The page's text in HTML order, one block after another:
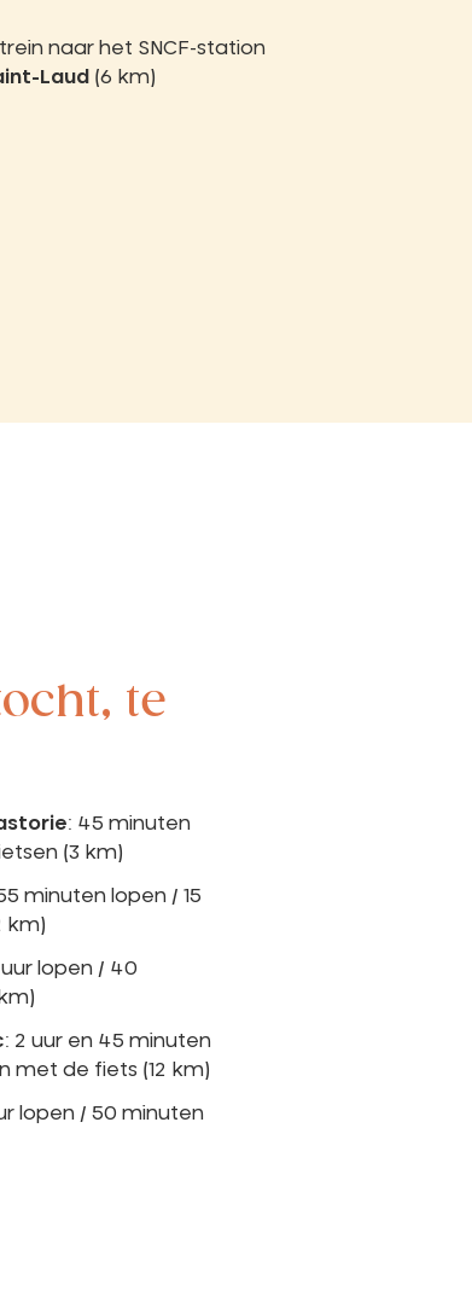
naar het SNCF-station
Laud (6 km)
te
: 45 minuten
(3 km)
minuten lopen / 15
km)
uur lopen / 40
: 2 uur en 45 minuten
met de fiets (12 km)
lopen / 50 minuten